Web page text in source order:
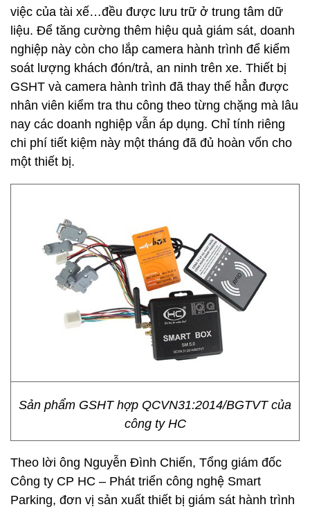
việc của tài xế…đều được lưu trữ ở trung tâm dữ
liệu. Để tăng cường thêm hiệu quả giám sát, doanh
nghiệp này còn cho lắp camera hành trình để kiểm
soát lượng khách đón/trả, an ninh trên xe. Thiết bị
GSHT và camera hành trình đã thay thế hẳn được
nhân viên kiểm tra thu công theo từng chặng mà lâu
nay các doanh nghiệp vẫn áp dụng. Chỉ tính riêng
chi phí tiết kiệm này một tháng đã đủ hoàn vốn cho
một thiết bị.
Sản phẩm GSHT hợp QCVN31:2014/BGTVT của
công ty HC
Theo lời ông Nguyễn Đình Chiến, Tổng giám đốc
Công ty CP HC – Phát triển công nghệ Smart
Parking, đơn vị sản xuất thiết bị giám sát hành trình